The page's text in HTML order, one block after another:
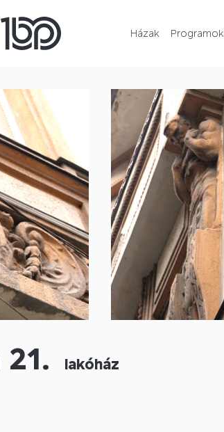
Házak Programok
lakóház